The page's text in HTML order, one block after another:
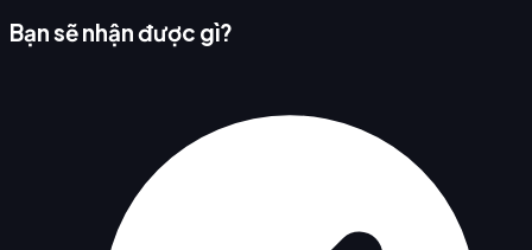
Bạn sẽ nhận được gì?